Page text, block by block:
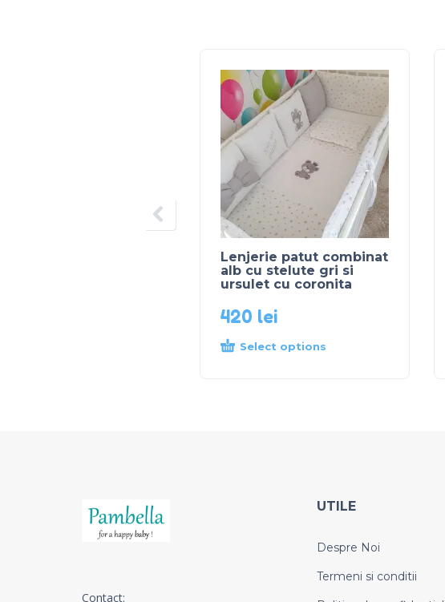
Lenjerie patut combinat
alb cu stelute gri si
ursulet cu coronita
420 lei
Select options
Contact:
UTILE
Despre Noi
Termeni si conditii